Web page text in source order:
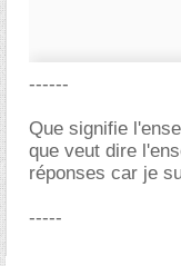
------
Que signifie
que veut dire
réponses car je
-----